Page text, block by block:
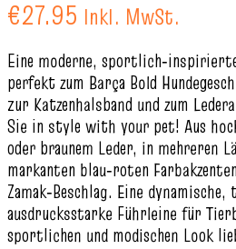
€27.95 Inkl. MwSt.
Eine moderne,
perfekt zum Barça Bold
zur Katzenhalsband und zum
Sie in style with your pet! Aus
oder braunem Leder, in mehreren
markanten blau‑roten
Zamak‑Beschlag. Eine dynamische,
ausdrucksstarke Führleine für
sportlichen und modischen Look